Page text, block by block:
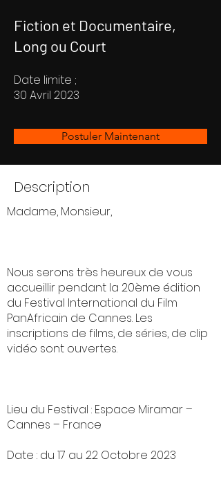
Fiction et Documentaire,
Long ou Court
Date limite ;
30 Avril 2023
Postuler Maintenant
Description
Madame, Monsieur,
Nous serons très heureux de vous
accueillir pendant la 20ème édition
du Festival International du Film
PanAfricain de Cannes. Les
inscriptions de films, de séries, de clip
vidéo sont ouvertes.
Lieu du Festival : ​Espace Miramar –
Cannes – France
Date : ​du 17 au 22 Octobre 2023